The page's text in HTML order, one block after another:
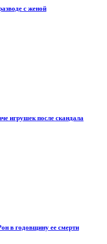
с женой
игрушек после скандала
в годовщину ее смерти